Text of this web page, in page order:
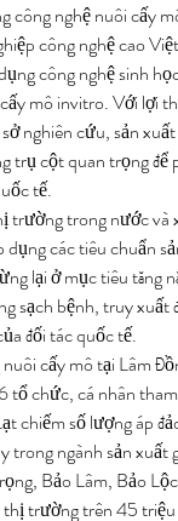
công nghệ nuôi cấy
công nghệ cao
công nghệ sinh
mô invitro. Với lợi
nghiên cứu, sản
trụ cột quan trọng để
tế.
trường trong nước và
các tiêu chuẩn
lại ở mục tiêu tăng
sạch bệnh, truy xuất
đối tác quốc tế.
cấy mô tại Lâm
chức, cá nhân
chiếm số lượng áp
trong ngành sản xuất
Bảo Lâm, Bảo
trường trên 45